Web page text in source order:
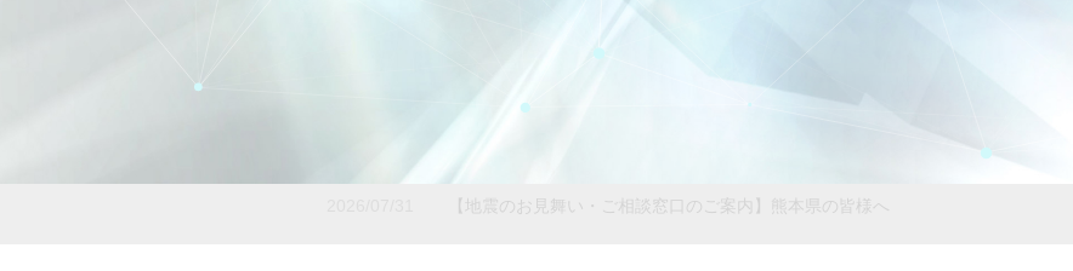
夏季休業のお知らせ